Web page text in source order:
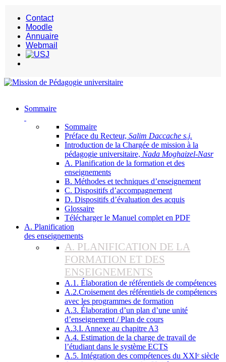
Contact
Moodle
Annuaire
Webmail
Sommaire
Sommaire
Préface du Recteur, Salim Daccache s.j.
Introduction de la Chargée de mission à la
pédagogie universitaire, Nada Moghaizel-Nasr
A. Planification de la formation et des
enseignements
B. Méthodes et techniques d’enseignement
C. Dispositifs d’accompagnement
D. Dispositifs d’évaluation des acquis
Glossaire
Télécharger le Manuel complet en PDF
A. Planification
des enseignements
A. PLANIFICATION DE LA
FORMATION ET DES
ENSEIGNEMENTS
A.1. Élaboration de référentiels de compétences
A.2.Croisement des référentiels de compétences
avec les programmes de formation
A.3. Élaboration d’un plan d’une unité
d’enseignement / Plan de cours
A.3.I. Annexe au chapitre A3
A.4. Estimation de la charge de travail de
l’étudiant dans le système ECTS
A.5. Intégration des compétences du XXIᵉ siècle